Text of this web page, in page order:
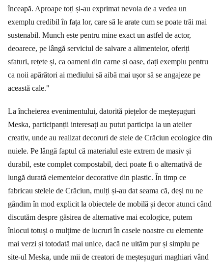
înceapă. Aproape toți și-au exprimat nevoia de a vedea un
exemplu credibil în fața lor, care să le arate cum se poate trăi mai
sustenabil. Munch este pentru mine exact un astfel de actor,
deoarece, pe lângă serviciul de salvare a alimentelor, oferiți
sfaturi, rețete și, ca oameni din carne și oase, dați exemplu pentru
ca noii apărători ai mediului să aibă mai ușor să se angajeze pe
această cale."
La încheierea evenimentului, datorită piețelor de meșteșuguri
Meska, participanții interesați au putut participa la un atelier
creativ, unde au realizat decoruri de stele de Crăciun ecologice din
nuiele. Pe lângă faptul că materialul este extrem de masiv și
durabil, este complet compostabil, deci poate fi o alternativă de
lungă durată elementelor decorative din plastic. În timp ce
fabricau stelele de Crăciun, mulți și-au dat seama că, deși nu ne
gândim în mod explicit la obiectele de mobilă și decor atunci când
discutăm despre găsirea de alternative mai ecologice, putem
înlocui totuși o mulțime de lucruri în casele noastre cu elemente
mai verzi și totodată mai unice, dacă ne uităm pur și simplu pe
site-ul Meska, unde mii de creatori de meșteșuguri maghiari vând